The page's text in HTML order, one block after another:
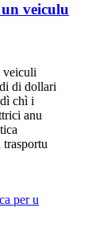
veiculu
veiculi
di dollari
chì i
anu